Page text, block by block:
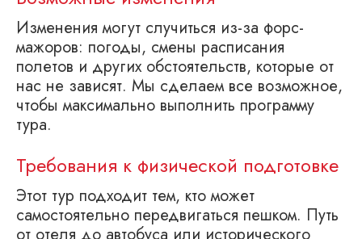
Изменения могут случиться из-за форс-
мажоров: погоды, смены расписания
полетов и других обстоятельств, которые от
нас не зависят. Мы сделаем все возможное,
чтобы максимально выполнить программу
тура.
Требования к физической подготовке
Этот тур подходит тем, кто может
самостоятельно передвигаться пешком. Путь